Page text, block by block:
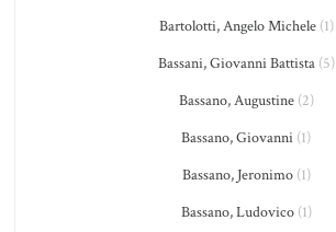
Bartolotti, Angelo Michele(1)
Bassani, Giovanni Battista(5)
Bassano, Augustine(2)
Bassano, Giovanni (1)
Bassano, Jeronimo(1)
Bassano, Ludovico(1)